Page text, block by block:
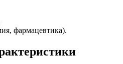
фармацевтика).